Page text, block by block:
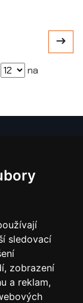
sledovací
zobrazení
a reklam,
na